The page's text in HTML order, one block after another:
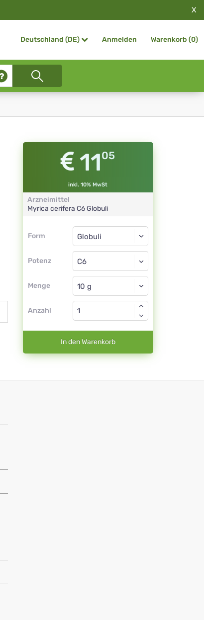
X
Deutschland (DE) Anmelden Warenkorb (0)
1105
inkl. 10% MwSt
Arzneimittel
Myrica cerifera C6 Globuli
Form
Form
Potenz
Globuli
C6
Menge
Globuli
Anzahl
In den Warenkorb